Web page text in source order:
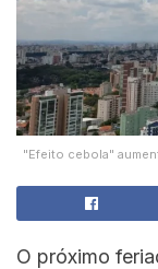
"Efeito cebola"
O próximo